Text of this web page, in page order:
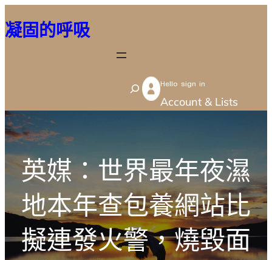
至
容
凝固的呼吸
S
e
c
h
Hello sign in
Account & Lists
英媒：世界最年夜濕
地本年查包養網站比
擬連發火警，燒毀面